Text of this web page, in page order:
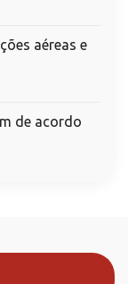
aéreas e
de acordo